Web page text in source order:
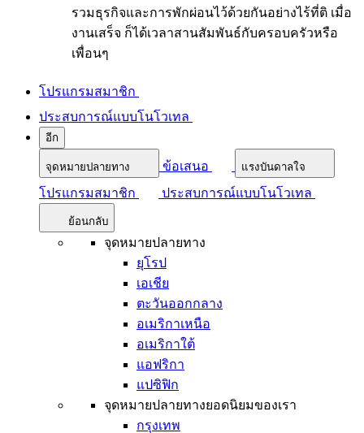
รวมธุรกิจและการพักผ่อนไว้ด้วยกันอย่างไร้ที่ติ เมื่อ
งานเสร็จ ก็ได้เวลาสานสัมพันธ์กับครอบครัวหรือ
เพื่อนๆ
โปรแกรมสมาชิก
ประสบการณ์แบบโนโวเทล
อีก
จุดหมายปลายทาง ข้อเสนอ แรงบันดาลใจ
โปรแกรมสมาชิก ประสบการณ์แบบโนโวเทล
ย้อนกลับ
จุดหมายปลายทาง
ยุโรป
เอเชีย
ตะวันออกกลาง
อเมริกาเหนือ
อเมริกาใต้
แอฟริกา
แปซิฟิก
จุดหมายปลายทางยอดนิยมของเรา
กรุงเทพ